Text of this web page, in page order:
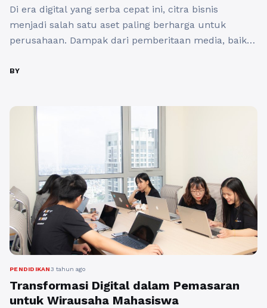
Di era digital yang serba cepat ini, citra bisnis
menjadi salah satu aset paling berharga untuk
perusahaan. Dampak dari pemberitaan media, baik
perusahaan secara signifikan. Oleh karena itu,
mengelola citra mereka. Salah satu cara yang dapat
Baca Selengkapnya
BY
PENDIDIKAN3 tahun ago
Transformasi Digital dalam Pemasaran
untuk Wirausaha Mahasiswa